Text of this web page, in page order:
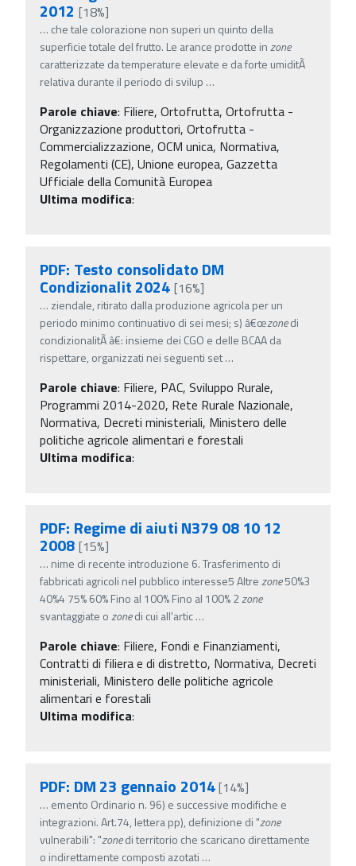
2012 [18%]
… che tale colorazione non superi un quinto della
superficie totale del frutto. Le arance prodotte inzone
caratterizzate da temperature elevate e da forte umiditÃ
relativa durante il periodo di svilup …
Parole chiave: Filiere, Ortofrutta, Ortofrutta -
Organizzazione produttori, Ortofrutta -
Commercializzazione, OCM unica, Normativa,
Regolamenti (CE), Unione europea, Gazzetta
Ufficiale della Comunità Europea
Ultima modifica:
PDF: Testo consolidato DM
Condizionalit 2024 [16%]
… ziendale, ritirato dalla produzione agricola per un
periodo minimo continuativo di sei mesi; s) â€œzonedi
condizionalitÃ â€: insieme dei CGO e delle BCAA da
rispettare, organizzati nei seguenti set…
Parole chiave: Filiere, PAC, Sviluppo Rurale,
Programmi 2014-2020, Rete Rurale Nazionale,
Normativa, Decreti ministeriali, Ministero delle
politiche agricole alimentari e forestali
Ultima modifica:
PDF: Regime di aiuti N379 08 10 12
2008 [15%]
… nime di recente introduzione 6. Trasferimento di
fabbricati agricoli nel pubblico interesse5 Altrezone50%3
40%4 75% 60% Fino al 100% Fino al 100% 2zone
svantaggiate ozonedi cui all'artic…
Parole chiave: Filiere, Fondi e Finanziamenti,
Contratti di filiera e di distretto, Normativa, Decreti
ministeriali, Ministero delle politiche agricole
alimentari e forestali
Ultima modifica:
PDF: DM 23 gennaio 2014[14%]
… emento Ordinario n. 96) e successive modifiche e
integrazioni. Art.74, lettera pp), definizione di "zone
vulnerabili": "zonedi territorio che scaricano direttamente
o indirettamente composti azotati …